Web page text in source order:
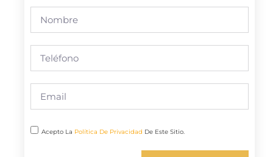
Acepto La Política De Privacidad De Este Sitio.